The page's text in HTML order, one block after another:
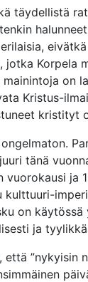
täydellistä
Korpela
on
Kristus-
kristityt
tänä
ja
on
ja
että ”nykyisin